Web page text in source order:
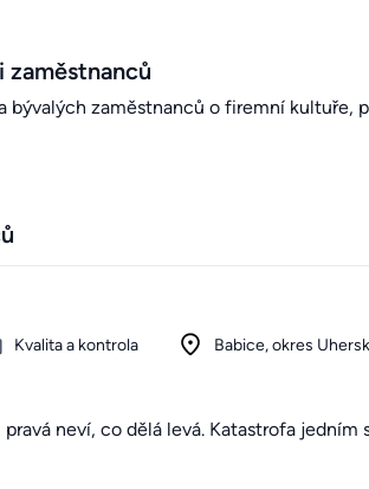
zaměstnanců
bývalých zaměstnanců o firemní
Kvalita a kontrola Babice, okres
neví, co dělá levá. Katastrofa jedním